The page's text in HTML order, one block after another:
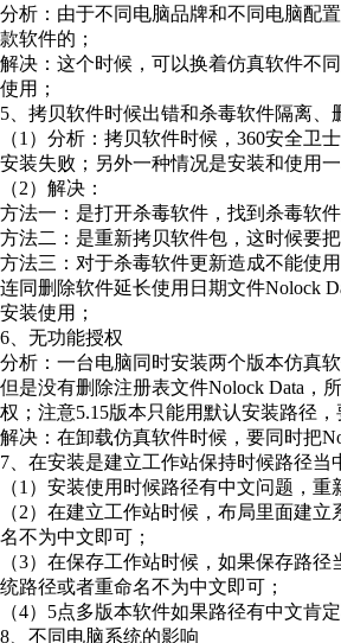
分析：由于不同电脑品牌和不同电脑配
款软件的；
解决：这个时候，可以换着仿真软件不
使用；
5、拷贝软件时候出错和杀毒软件隔离
（1）分析：拷贝软件时候，360安全
安装失败；另外一种情况是安装和使用
（2）解决：
方法一：是打开杀毒软件，找到杀毒软
方法二：是重新拷贝软件包，这时候要
方法三：对于杀毒软件更新造成不能使
连同删除软件延长使用日期文件Nolock
安装使用；
6、无功能授权
分析：一台电脑同时安装两个版本仿真
但是没有删除注册表文件Nolock Data，
权；注意5.15版本只能用默认安装路径，
解决：在卸载仿真软件时候，要同时把
7、在安装是建立工作站保持时候路径当
（1）安装使用时候路径有中文问题，
（2）在建立工作站时候，布局里面建
名不为中文即可；
（3）在保存工作站时候，如果保存路
统路径或者重命名不为中文即可；
（4）5点多版本软件如果路径有中文肯
8、不同电脑系统的影响